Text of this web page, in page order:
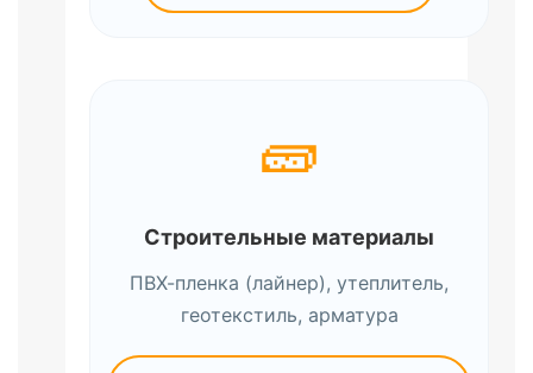
🧱
Строительные материалы
ПВХ-пленка (лайнер), утеплитель,
геотекстиль, арматура